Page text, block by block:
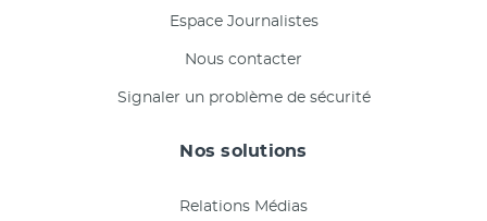
Espace Journalistes
Nous contacter
Signaler un problème de sécurité
Nos solutions
Relations Médias